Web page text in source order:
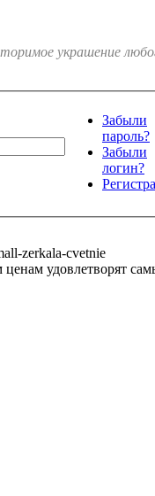
украшение
Забыли
пароль?
Забыли
логин?
удовлетворят